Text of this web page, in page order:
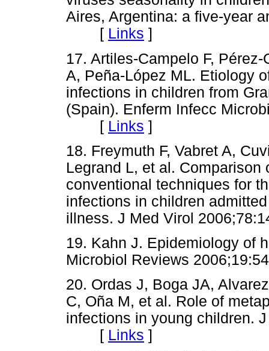
Aires, Argentina: a five-year
[ Links ]
17. Artiles-Campelo F,
A, Peña-López ML. Etiology
infections in children from
(Spain). Enferm Infecc
[ Links ]
18. Freymuth F, Vabret A,
Legrand L, et al.
conventional techniques for
infections in children
illness. J Med Virol
19. Kahn J. Epidemiology of
Microbiol Reviews
20. Ordas J, Boga JA,
C, Oña M, et al. Role of
infections in young children.
[ Links ]